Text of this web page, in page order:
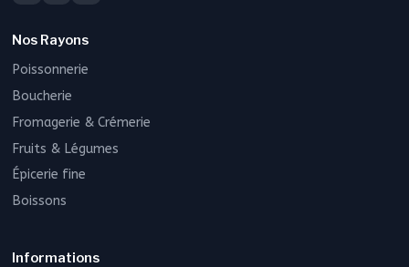
Nos Rayons
Poissonnerie
Boucherie
Fromagerie & Crémerie
Fruits & Légumes
Épicerie fine
Boissons
Informations